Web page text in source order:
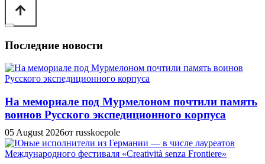
Последние новости
На мемориале под Мурмелоном почтили память
воинов Русского экспедиционного корпуса
05 August 2026от russkoepole